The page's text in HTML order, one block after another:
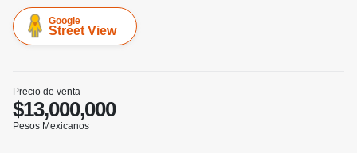
Google
Street View
Precio de venta
$13,000,000
Pesos Mexicanos